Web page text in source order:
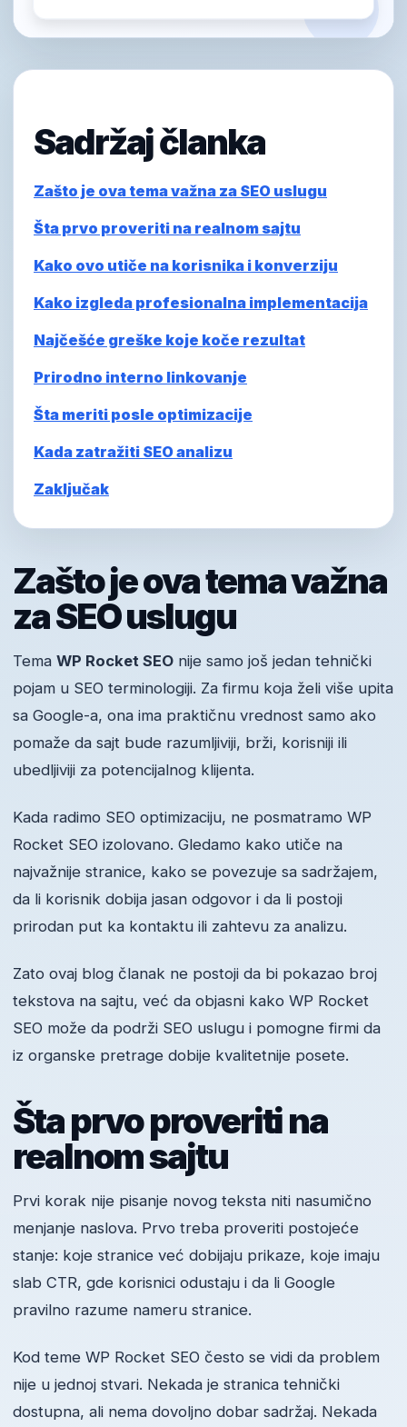
Sadržaj članka
Zašto je ova tema važna za SEO uslugu
Šta prvo proveriti na realnom sajtu
Kako ovo utiče na korisnika i konverziju
Kako izgleda profesionalna implementacija
Najčešće greške koje koče rezultat
Prirodno interno linkovanje
Šta meriti posle optimizacije
Kada zatražiti SEO analizu
Zaključak
Zašto je ova tema važna
za SEO uslugu
Tema WP Rocket SEO nije samo još jedan tehnički
pojam u SEO terminologiji. Za firmu koja želi više upita
sa Google-a, ona ima praktičnu vrednost samo ako
pomaže da sajt bude razumljiviji, brži, korisniji ili
ubedljiviji za potencijalnog klijenta.
Kada radimo SEO optimizaciju, ne posmatramo WP
Rocket SEO izolovano. Gledamo kako utiče na
najvažnije stranice, kako se povezuje sa sadržajem,
da li korisnik dobija jasan odgovor i da li postoji
prirodan put ka kontaktu ili zahtevu za analizu.
Zato ovaj blog članak ne postoji da bi pokazao broj
tekstova na sajtu, već da objasni kako WP Rocket
SEO može da podrži SEO uslugu i pomogne firmi da
iz organske pretrage dobije kvalitetnije posete.
Šta prvo proveriti na
realnom sajtu
Prvi korak nije pisanje novog teksta niti nasumično
menjanje naslova. Prvo treba proveriti postojeće
stanje: koje stranice već dobijaju prikaze, koje imaju
slab CTR, gde korisnici odustaju i da li Google
pravilno razume nameru stranice.
Kod teme WP Rocket SEO često se vidi da problem
nije u jednoj stvari. Nekada je stranica tehnički
dostupna, ali nema dovoljno dobar sadržaj. Nekada